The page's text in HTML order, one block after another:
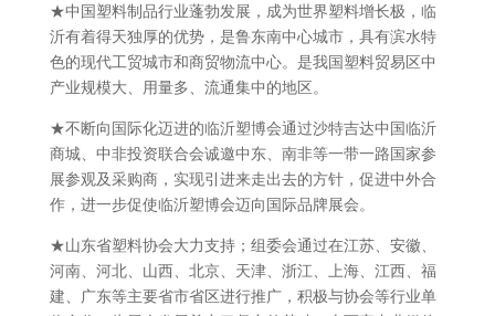
★中国塑料制品行业蓬勃发展，成为世界塑料增长极，临
沂有着得天独厚的优势，是鲁东南中心城市，具有滨水特
色的现代工贸城市和商贸物流中心。是我国塑料贸易区中
产业规模大、用量多、流通集中的地区。
★不断向国际化迈进的临沂塑博会通过沙特吉达中国临沂
商城、中非投资联合会诚邀中东、南非等一带一路国家参
展参观及采购商，实现引进来走出去的方针，促进中外合
作，进一步促使临沂塑博会迈向国际品牌展会。
★山东省塑料协会大力支持；组委会通过在江苏、安徽、
河南、河北、山西、北京、天津、浙江、上海、江西、福
建、广东等主要省市省区进行推广，积极与协会等行业单